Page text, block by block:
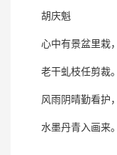
胡庆魁
心中有景盆里栽，
老干虬枝任剪裁。
风雨阴晴勤看护，
水墨丹青入画来。